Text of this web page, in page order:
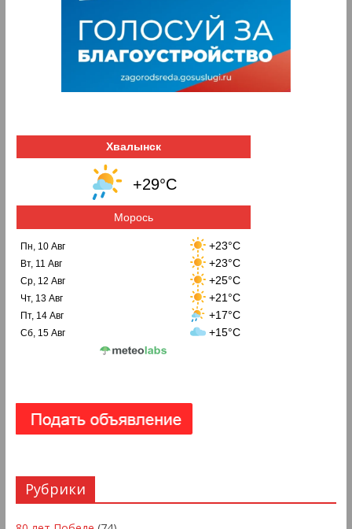
Хвалынск
+29°C
Морось
Пн, 10 Авг +23°C
Вт, 11 Авг +23°C
Ср, 12 Авг +25°C
Чт, 13 Авг +21°C
Пт, 14 Авг +17°C
Сб, 15 Авг +15°C
Рубрики